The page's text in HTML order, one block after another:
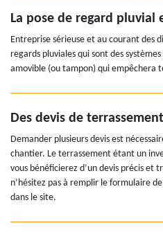
La pose de regard pluvial
Entreprise sérieuse et au courant des
regards pluviales qui sont des
amovible (ou tampon) qui empêchera
Des devis de
Demander plusieurs devis est
chantier. Le terrassement étant un
vous bénéficierez d’un devis précis et
n’hésitez pas à remplir le formulaire
dans le site.